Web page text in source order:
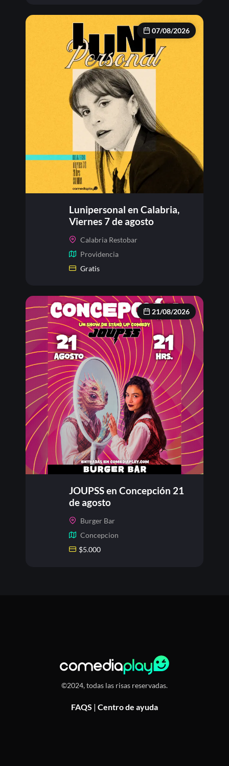
07/08/2026
Lunipersonal en Calabria,
Viernes 7 de agosto
Calabria Restobar
Providencia
Gratis
21/08/2026
JOUPSS en Concepción 21
de agosto
Burger Bar
Concepcion
$5.000
©2024, todas las risas reservadas.
FAQS | Centro de ayuda